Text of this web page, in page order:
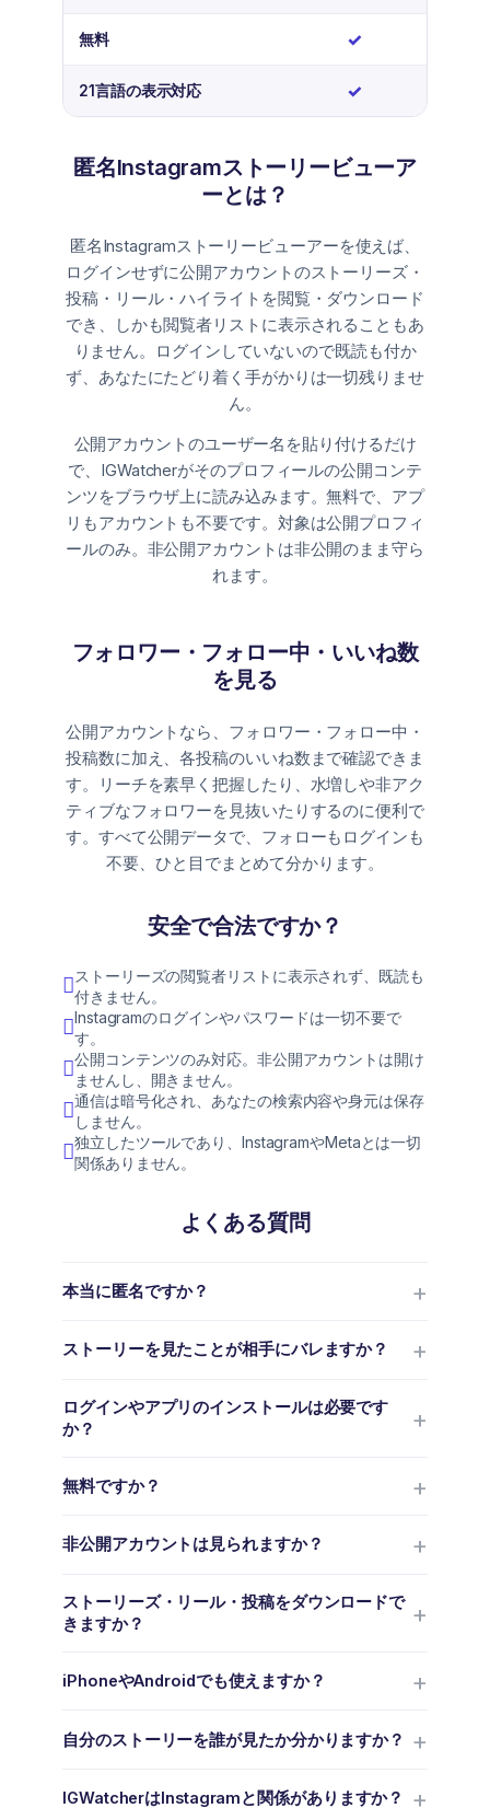
無料 ✓
21言語の表示対応 ✓
匿名Instagramストーリービューア
ーとは？
匿名Instagramストーリービューアーを使えば、
ログインせずに公開アカウントのストーリーズ・
投稿・リール・ハイライトを閲覧・ダウンロード
でき、しかも閲覧者リストに表示されることもあ
りません。ログインしていないので既読も付か
ず、あなたにたどり着く手がかりは一切残りませ
ん。
公開アカウントのユーザー名を貼り付けるだけ
で、IGWatcherがそのプロフィールの公開コンテ
ンツをブラウザ上に読み込みます。無料で、アプ
リもアカウントも不要です。対象は公開プロフィ
ールのみ。非公開アカウントは非公開のまま守ら
れます。
フォロワー・フォロー中・いいね数
を見る
公開アカウントなら、フォロワー・フォロー中・
投稿数に加え、各投稿のいいね数まで確認できま
す。リーチを素早く把握したり、水増しや非アク
ティブなフォロワーを見抜いたりするのに便利で
す。すべて公開データで、フォローもログインも
不要、ひと目でまとめて分かります。
安全で合法ですか？
ストーリーズの閲覧者リストに表示されず、既読も
付きません。
Instagramのログインやパスワードは一切不要で
す。
公開コンテンツのみ対応。非公開アカウントは開け
ませんし、開きません。
通信は暗号化され、あなたの検索内容や身元は保存
しません。
独立したツールであり、InstagramやMetaとは一切
関係ありません。
よくある質問
本当に匿名ですか？
ストーリーを見たことが相手にバレますか？
ログインやアプリのインストールは必要です
か？
無料ですか？
非公開アカウントは見られますか？
ストーリーズ・リール・投稿をダウンロードで
きますか？
iPhoneやAndroidでも使えますか？
自分のストーリーを誰が見たか分かりますか？
IGWatcherはInstagramと関係がありますか？